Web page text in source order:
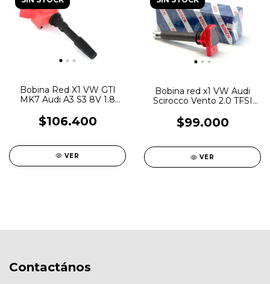
Bobina Red X1 VW GTI
MK7 Audi A3 S3 8V 1.8
$106.400
VER
Bobina red x1 VW Audi
Scirocco Vento 2.0 TFSI
$99.000
VER
Contactános